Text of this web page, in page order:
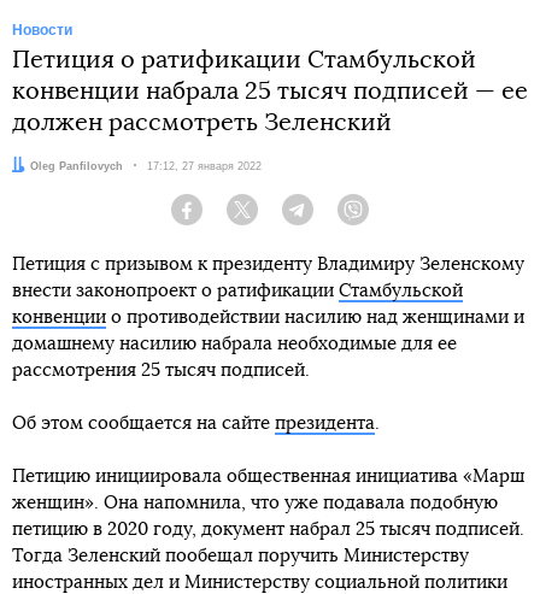
Новости
Петиция о ратификации Стамбульской
конвенции набрала 25 тысяч подписей — ее
должен рассмотреть Зеленский
Автор:
Oleg Panfilovych Дата:
17:12, 27 января 2022
Facebook Twitter Telegram
Петиция с призывом к президенту Владимиру Зеленскому
внести законопроект о ратификации Стамбульской
конвенции о противодействии насилию над женщинами и
домашнему насилию набрала необходимые для ее
рассмотрения 25 тысяч подписей.
Об этом сообщается на сайте президента
Петицию инициировала общественная инициатива «Марш
женщин». Она напомнила, что уже подавала подобную
петицию в 2020 году, документ набрал 25 тысяч подписей.
Тогда Зеленский пообещал поручить Министерству
иностранных дел и Министерству социальной политики